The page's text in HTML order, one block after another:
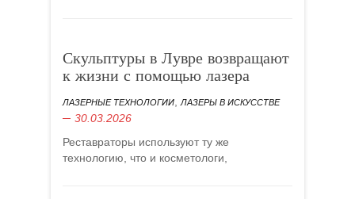
Скульптуры в Лувре возвращают
к жизни с помощью лазера
ЛАЗЕРНЫЕ ТЕХНОЛОГИИ ЛАЗЕРЫ В ИСКУССТВЕ
30.03.2026
Реставраторы используют ту же
технологию, что и косметологи,